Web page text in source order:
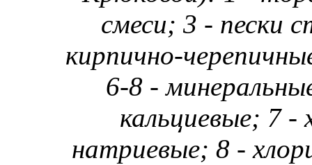
смеси; 3 - пески
кирпично-
6-8 -
кальциевые; 7 -
натриевые; 8 -